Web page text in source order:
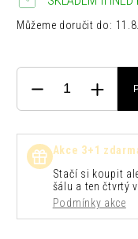
Můžeme doručit do:
Akce 3+1
Stačí si koupit
šálu a ten čtvrtý
Podmínky akce